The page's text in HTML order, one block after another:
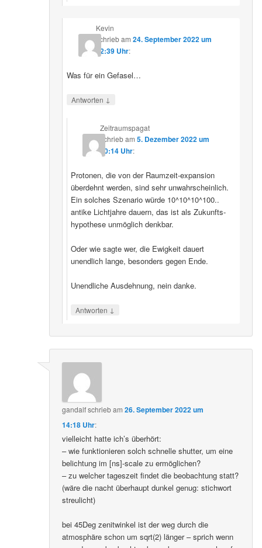
Kevin
schriebam 24. September 2022 um
12:39 Uhr:
Was für ein Gefasel…
Antworten ↓
Zeitraumspagat
schriebam5. Dezember 2022 um
00:14 Uhr:
Protonen, die von der Raumzeit-expansion
überdehnt werden, sind sehr unwahrscheinlich.
Ein solches Szenario würde 10^10^10^100..
antike Lichtjahre dauern, das ist als Zukunfts-
hypothese unmöglich denkbar.
Oder wie sagte wer, die Ewigkeit dauert
unendlich lange, besonders gegen Ende.
Unendliche Ausdehnung, nein danke.
Antworten ↓
gandalfschriebam26. September 2022 um
14:18 Uhr:
vielleicht hatte ich’s überhört:
– wie funktionieren solch schnelle shutter, um eine
belichtung im [ns]-scale zu ermöglichen?
– zu welcher tageszeit findet die beobachtung statt?
(wäre die nacht überhaupt dunkel genug: stichwort
streulicht)
bei 45Deg zenitwinkel ist der weg durch die
atmosphäre schon um sqrt(2) länger – sprich wenn